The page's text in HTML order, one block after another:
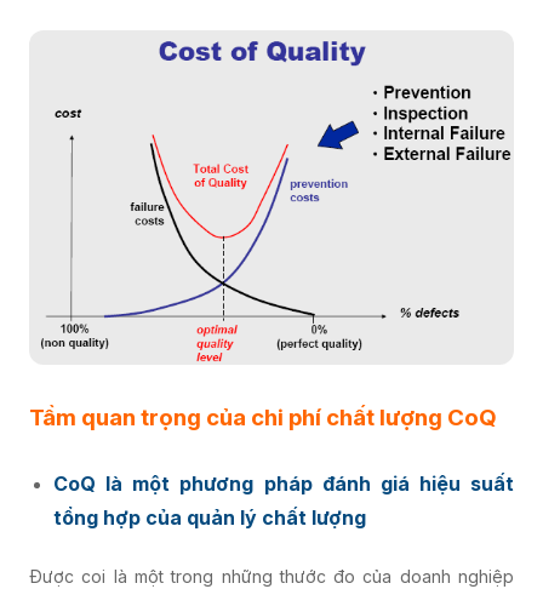
Tầm quan trọng của chi phí chất lượng CoQ
CoQ là một phương pháp đánh giá hiệu suất
tổng hợp của quản lý chất lượng
Được coi là một trong những thước đo của doanh nghiệp